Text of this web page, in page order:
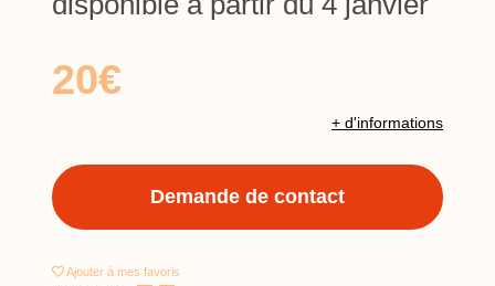
20€
+ d'informations
Demande de contact
Ajouter à mes favoris